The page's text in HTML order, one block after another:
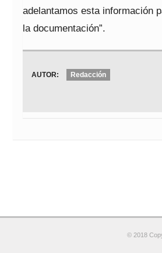
adelantamos esta información
la documentación”.
AUTOR: Redacción
© 2018